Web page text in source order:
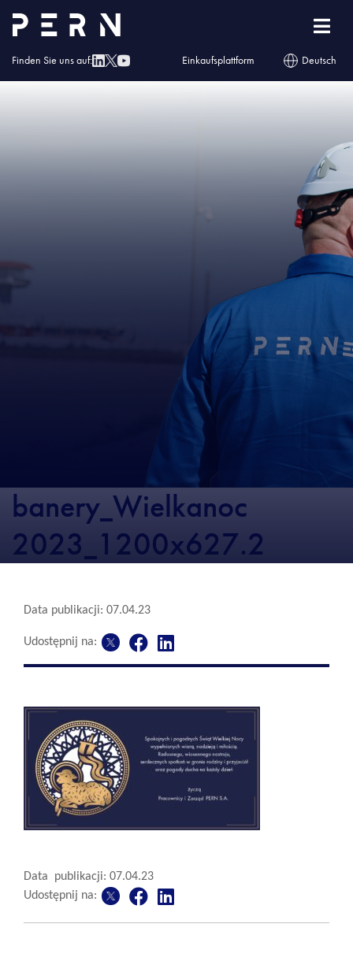
Finden Sie uns auf: Einkaufsplattform Deutsch
Homepage» Życzenia Wielkanocne banery_Wielkanoc 2023_1200x627.2
banery_Wielkanoc
2023_1200x627.2
Data publikacji: 07.04.23
Udostępnij na:
Data publikacji: 07.04.23
Udostępnij na: